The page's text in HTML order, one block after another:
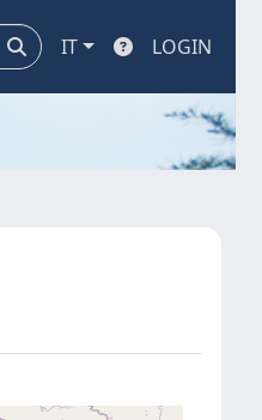
IT LOGIN